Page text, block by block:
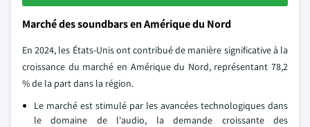
Marché des soundbars en Amérique du Nord
En 2024, les États-Unis ont contribué de manière significative à la
croissance du marché en Amérique du Nord, représentant 78,2
% de la part dans la région.
Le marché est stimulé par les avancées technologiques dans
le domaine de l'audio, la demande croissante des